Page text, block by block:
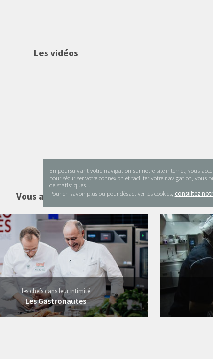
En poursuivant votre navigation sur notre site internet, vous
pour sécuriser votre connexion et faciliter votre navigation, vous
de statistiques...
Pour en savoir plus ou pour désactiver les cookies, consultez
Les vidéos
Vous aimerez aussi
les chefs dans leur intimité
Les Gastronautes
11 vidéos